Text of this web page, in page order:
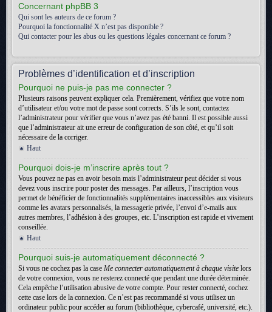
Concernant phpBB 3
Qui sont les auteurs de ce forum ?
Pourquoi la fonctionnalité X n’est pas disponible ?
Qui contacter pour les abus ou les questions légales concernant ce forum ?
Problèmes d’identification et d’inscription
Pourquoi ne puis-je pas me connecter ?
Plusieurs raisons peuvent expliquer cela. Premièrement, vérifiez que votre nom
d’utilisateur et/ou votre mot de passe sont corrects. S’ils le sont, contactez
l’administrateur pour vérifier que vous n’avez pas été banni. Il est possible aussi
que l’administrateur ait une erreur de configuration de son côté, et qu’il soit
nécessaire de la corriger.
Haut
Pourquoi dois-je m’inscrire après tout ?
Vous pouvez ne pas en avoir besoin mais l’administrateur peut décider si vous
devez vous inscrire pour poster des messages. Par ailleurs, l’inscription vous
permet de bénéficier de fonctionnalités supplémentaires inaccessibles aux visiteurs
comme les avatars personnalisés, la messagerie privée, l’envoi d’e-mails aux
autres membres, l’adhésion à des groupes, etc. L’inscription est rapide et vivement
conseillée.
Haut
Pourquoi suis-je automatiquement déconnecté ?
Si vous ne cochez pas la case Me connecter automatiquement à chaque visite lors
de votre connexion, vous ne resterez connecté que pendant une durée déterminée.
Cela empêche l’utilisation abusive de votre compte. Pour rester connecté, cochez
cette case lors de la connexion. Ce n’est pas recommandé si vous utilisez un
ordinateur public pour accéder au forum (bibliothèque, cybercafé, université, etc.).